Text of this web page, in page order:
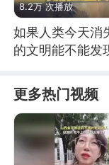
8.2万 次播放
如果人类今天消
的文明能不能发
更多热门视频